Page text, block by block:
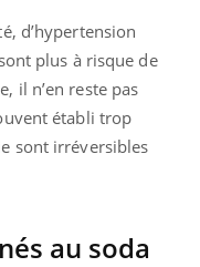
d’hypertension
plus à risque de
il n’en reste pas
établi trop
sont irréversibles
au soda